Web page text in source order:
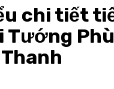
chi tiết
Tướng